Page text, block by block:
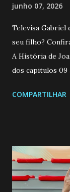
junho 07, 2026
Televisa Gabriel
seu filho?
A História de
dos capitulos 09
a Programação
confessa a
pessoa que ela
entra no quarto
COMPARTILHAR